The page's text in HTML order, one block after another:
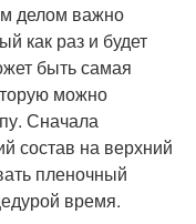
делом важно
как раз и будет
быть самая
можно
Сначала
состав на верхний
пленочный
время.